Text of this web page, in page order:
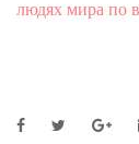
людях мира по